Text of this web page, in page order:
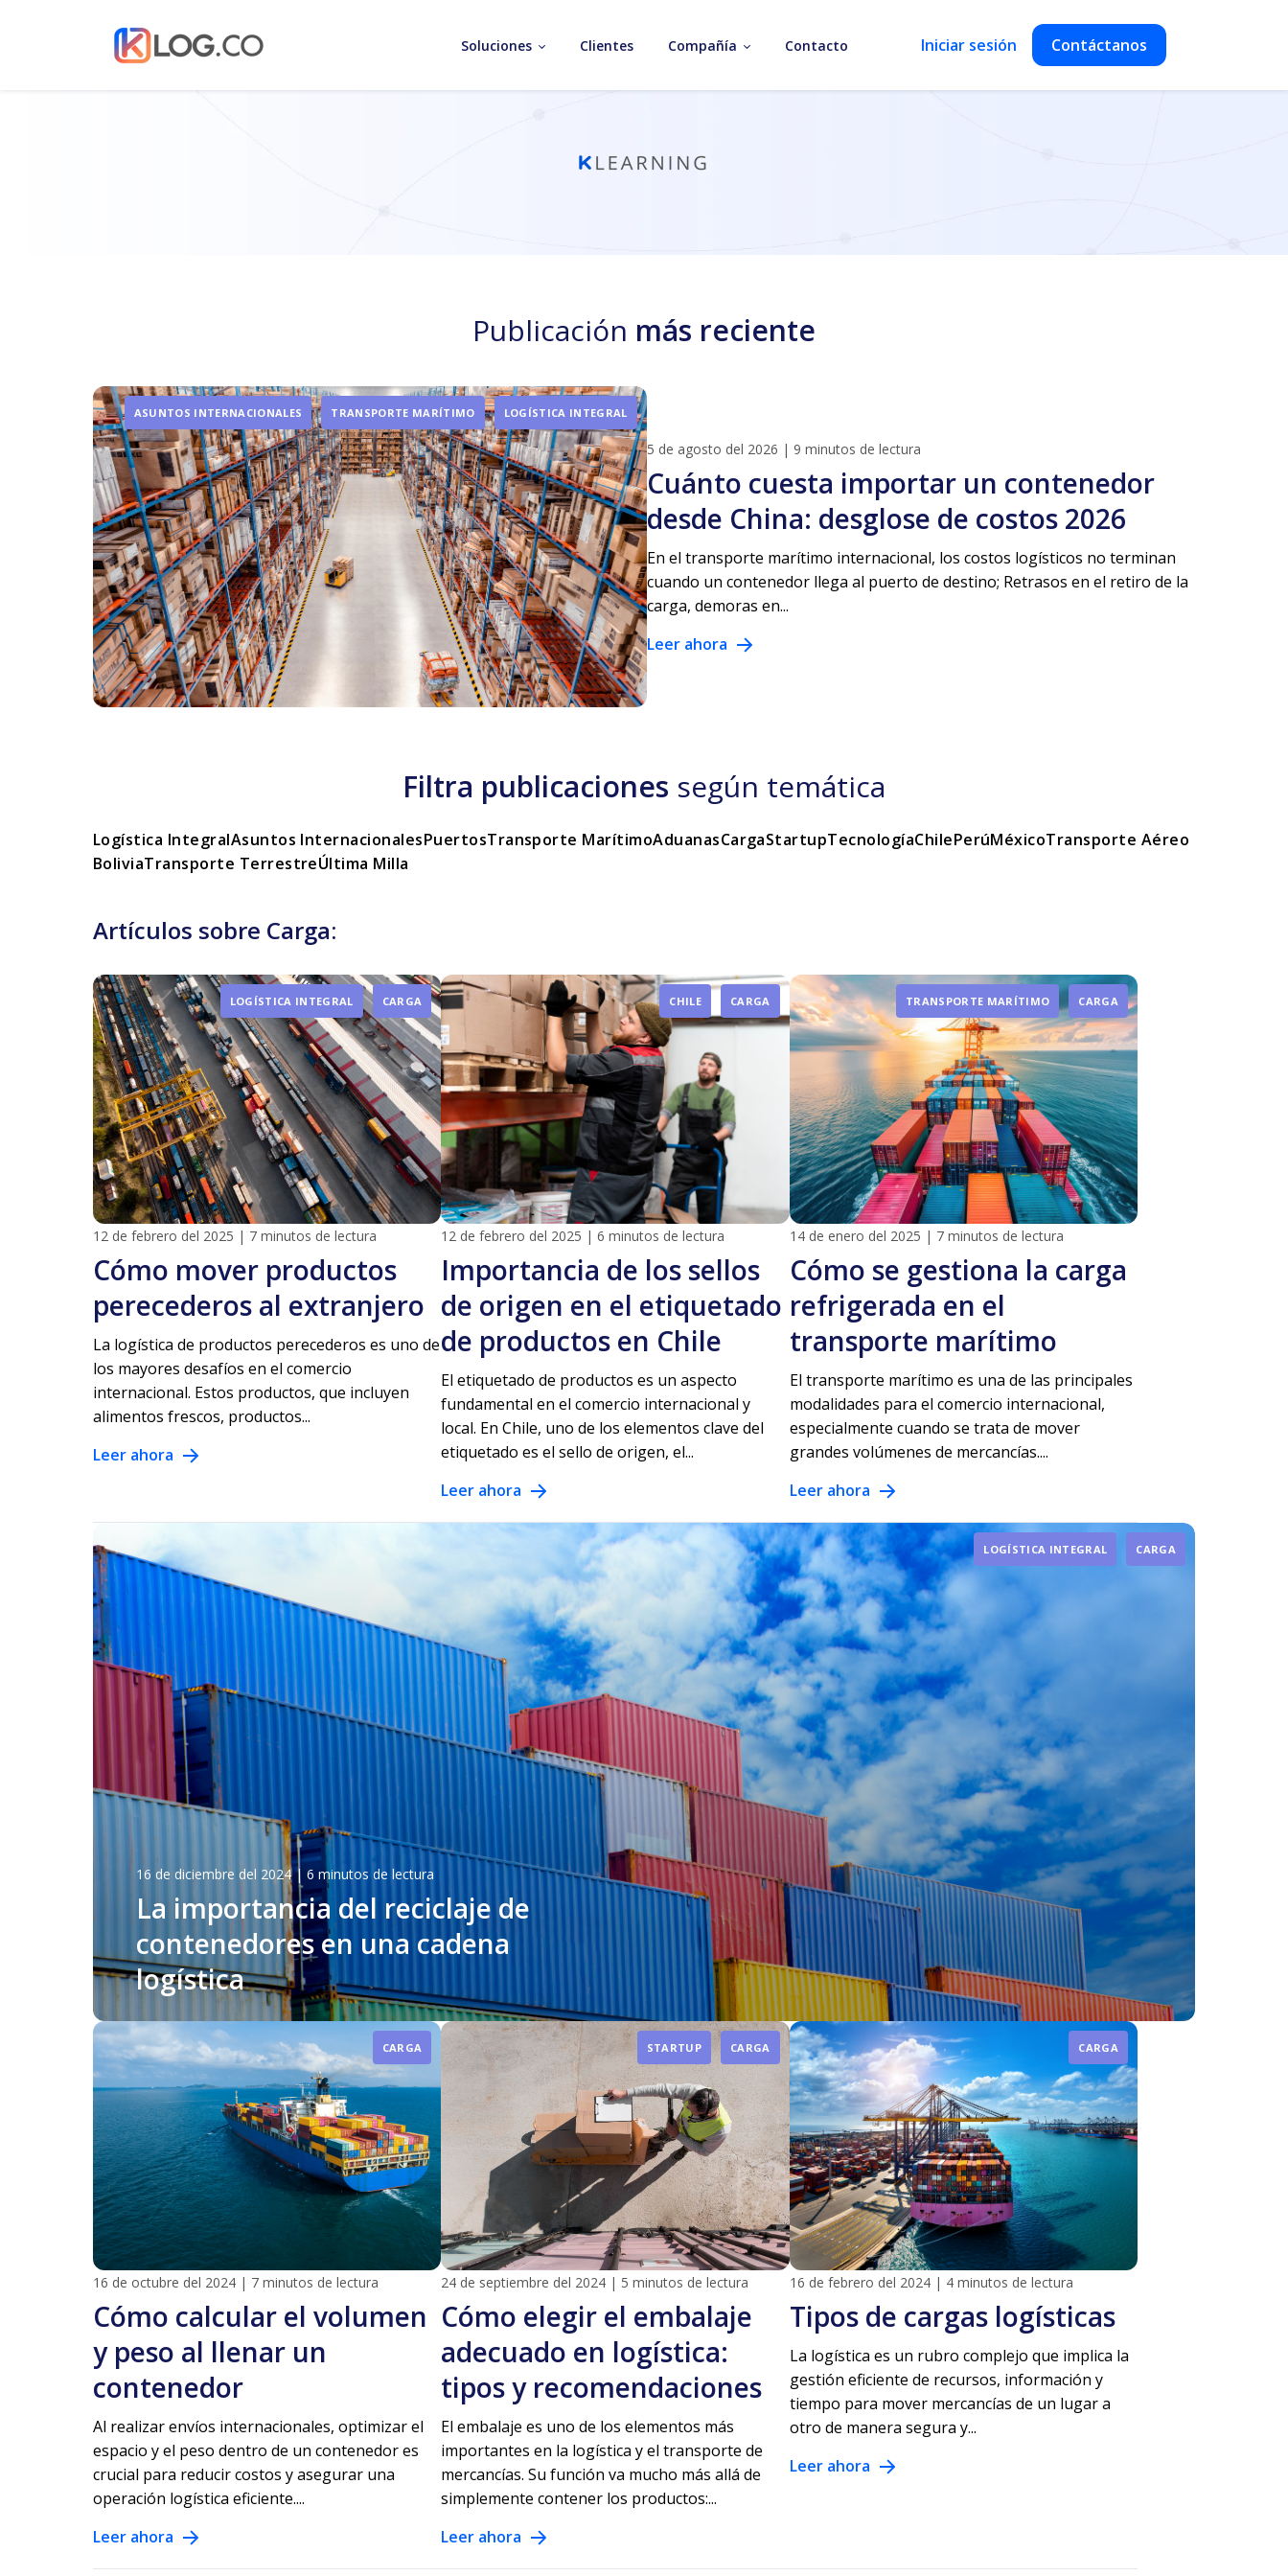
Soluciones Clientes Compañía Contacto Iniciar sesión Contáctanos
Publicación más reciente
ASUNTOS INTERNACIONALES TRANSPORTE MARÍTIMO LOGÍSTICA INTEGRAL
5 de agosto del 2026 | 9 minutos de lectura
Cuánto cuesta importar un contenedor
desde China: desglose de costos 2026
En el transporte marítimo internacional, los costos logísticos no terminan
cuando un contenedor llega al puerto de destino; Retrasos en el retiro de la
carga, demoras en...
Leer ahora
Filtra publicaciones según temática
Logística IntegralAsuntos InternacionalesPuertosTransporte MarítimoAduanasCargaStartupTecnologíaChilePerúMéxicoTransporte Aéreo
BoliviaTransporte TerrestreÚltima Milla
Artículos sobre Carga:
LOGÍSTICA INTEGRAL CARGA
12 de febrero del 2025 | 7 minutos de lectura
Cómo mover productos
perecederos al extranjero
La logística de productos perecederos es uno de
los mayores desafíos en el comercio
internacional. Estos productos, que incluyen
alimentos frescos, productos...
Leer ahora
CHILE CARGA
12 de febrero del 2025 | 6 minutos de lectura
Importancia de los sellos
de origen en el etiquetado
de productos en Chile
El etiquetado de productos es un aspecto
fundamental en el comercio internacional y
local. En Chile, uno de los elementos clave del
etiquetado es el sello de origen, el...
Leer ahora
TRANSPORTE MARÍTIMO CARGA
14 de enero del 2025 | 7 minutos de lectura
Cómo se gestiona la carga
refrigerada en el
transporte marítimo
El transporte marítimo es una de las principales
modalidades para el comercio internacional,
especialmente cuando se trata de mover
grandes volúmenes de mercancías....
Leer ahora
LOGÍSTICA INTEGRAL CARGA
16 de diciembre del 2024 | 6 minutos de lectura
La importancia del reciclaje de
contenedores en una cadena
logística
CARGA
16 de octubre del 2024 | 7 minutos de lectura
Cómo calcular el volumen
y peso al llenar un
contenedor
Al realizar envíos internacionales, optimizar el
espacio y el peso dentro de un contenedor es
crucial para reducir costos y asegurar una
operación logística eficiente....
Leer ahora
STARTUP CARGA
24 de septiembre del 2024 | 5 minutos de lectura
Cómo elegir el embalaje
adecuado en logística:
tipos y recomendaciones
El embalaje es uno de los elementos más
importantes en la logística y el transporte de
mercancías. Su función va mucho más allá de
simplemente contener los productos:...
Leer ahora
CARGA
16 de febrero del 2024 | 4 minutos de lectura
Tipos de cargas logísticas
La logística es un rubro complejo que implica la
gestión eficiente de recursos, información y
tiempo para mover mercancías de un lugar a
otro de manera segura y...
Leer ahora